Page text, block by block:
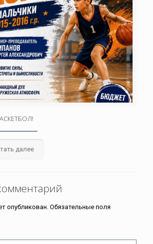
далее
опубликован. Обязательные поля